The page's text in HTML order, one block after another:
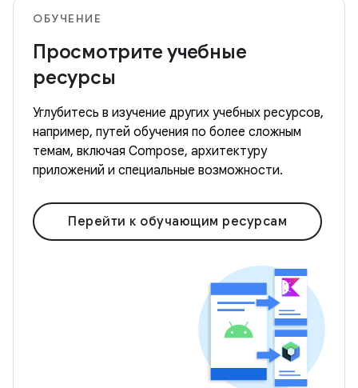
ОБУЧЕНИЕ
Просмотрите учебные
ресурсы
Углубитесь в изучение других учебных ресурсов,
например, путей обучения по более сложным
темам, включая Compose, архитектуру
приложений и специальные возможности.
Перейти к обучающим ресурсам